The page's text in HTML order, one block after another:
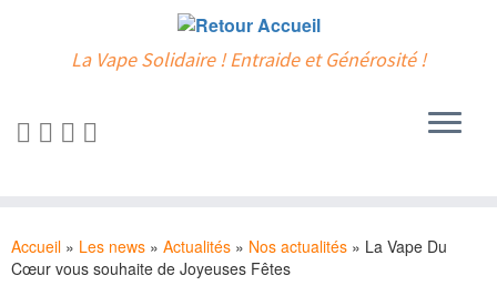
au
contenu
La Vape Solidaire ! Entraide et Générosité !
Accueil » Les news » Actualités » Nos actualités » La Vape Du
Cœur vous souhaite de Joyeuses Fêtes